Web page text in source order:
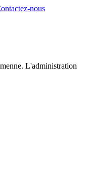
nous
L'administration